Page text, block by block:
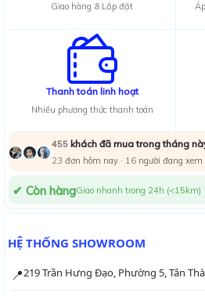
Giao hàng & Lắp đặt
Thanh toán linh hoạt
Nhiều phương thức thanh toán
455 khách đã mua trong tháng
23 đơn hôm nay · 16 người đang xem
✔ Còn hàngGiao nhanh trong 24h (<15km)
HỆ THỐNG SHOWROOM
📍219 Trần Hưng Đạo, Phường 5, Tân